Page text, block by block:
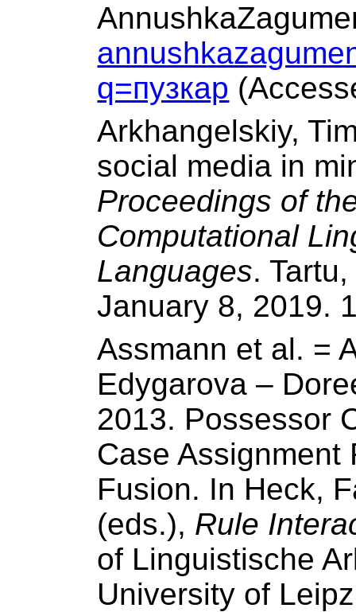
q=пузкар
Arkhangelskiy,
social media in
Proceedings of
Computational
Languages.
January 8, 2019.
Assmann et al. =
Edygarova –
2013. Possessor
Case Assignment
Fusion. In Heck,
(eds.), Rule
of Linguistische
University of